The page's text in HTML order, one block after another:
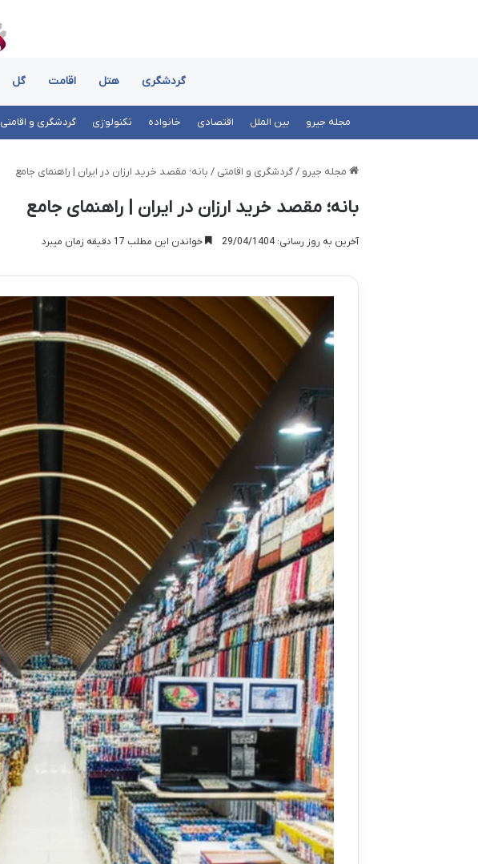
گردشگری هتل اقامت گل
مجله جیرو بین الملل اقتصادی خانواده تکنولوژی گردشگری و اقامتی
مجله جیرو / گردشگری و اقامتی / بانه؛ مقصد خرید ارزان در ایران | راهنمای جامع
بانه؛ مقصد خرید ارزان در ایران | راهنمای جامع
آخرین به روز رسانی: 29/04/1404 خواندن این مطلب 17 دقیقه زمان میبرد